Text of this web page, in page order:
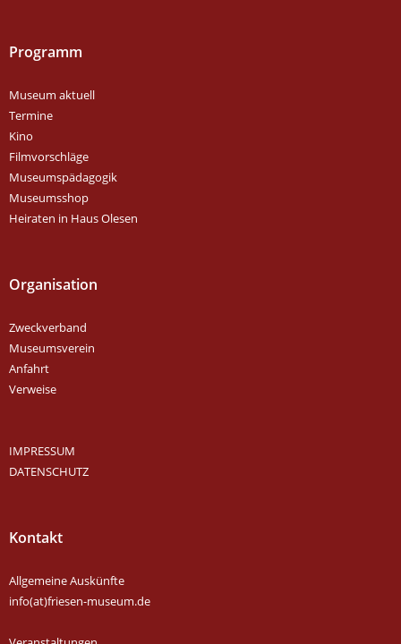
Programm
Museum aktuell
Termine
Kino
Filmvorschläge
Museumspädagogik
Museumsshop
Heiraten in Haus Olesen
Organisation
Zweckverband
Museumsverein
Anfahrt
Verweise
IMPRESSUM
DATENSCHUTZ
Kontakt
Allgemeine Auskünfte
info(at)friesen-museum.de